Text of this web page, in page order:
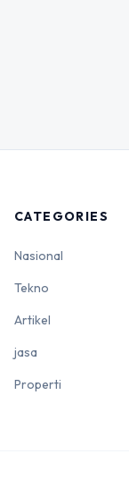
CATEGORIES
Nasional
Tekno
Artikel
jasa
Properti